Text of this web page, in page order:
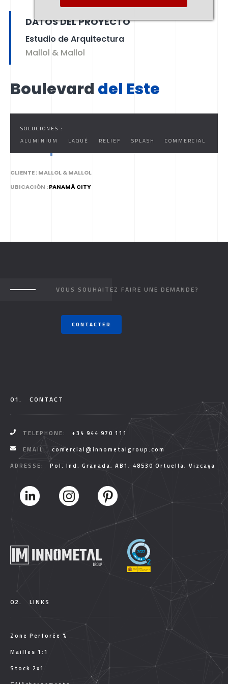
DEL ESTE
DATOS DEL PROYECTO
Estudio de Arquitectura
Mallol & Mallol
Boulevard del Este
SOLUCIONES :
ALUMINIUM
LAQUÉ RELIEF SPLASH COMMERCIAL
CLIENTE :MALLOL & MALLOL
UBICACIÓN :PANAMÁ CITY
VOUS SOUHAITEZ FAIRE UNE DEMANDE?
CONTACTER
01. CONTACT
TELEPHONE:
+34 944 970 111
EMAIL:
comercial@innometalgroup.com
ADRESSE:
Pol. Ind. Granada, AB1, 48530 Ortuella, Vizcaya
02. LINKS
Zone Perforée %
Mailles 1:1
Stock 2x1